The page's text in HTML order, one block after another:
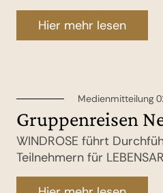
Hier mehr lesen
Medienmitteilung
Gruppenreisen
WINDROSE führt
Teilnehmern für